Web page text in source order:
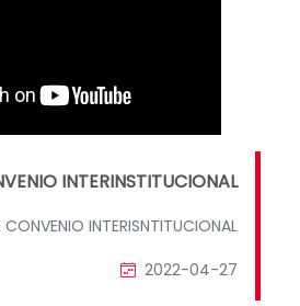
INTERINSTITUCIONAL
CONVENIO INTERISNTITUCIONAL
2022-04-27